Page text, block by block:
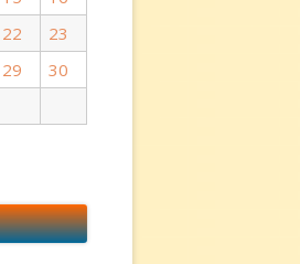
22
23
29
30